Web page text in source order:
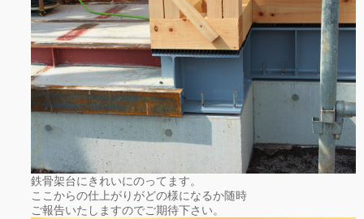
鉄骨架台にきれいにのってます。
ここからの仕上がりがどの様になるか随時
ご報告いたしますのでご期待下さい。